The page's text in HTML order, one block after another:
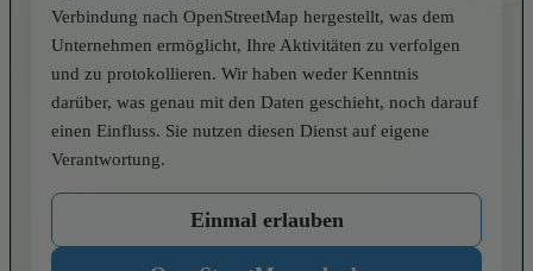
Verbindung nach OpenStreetMap hergestellt, was dem
Unternehmen ermöglicht, Ihre Aktivitäten zu verfolgen
und zu protokollieren. Wir haben weder Kenntnis
darüber, was genau mit den Daten geschieht, noch darauf
einen Einfluss. Sie nutzen diesen Dienst auf eigene
Verantwortung.
Einmal erlauben